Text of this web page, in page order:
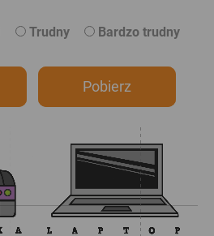
Trudny Bardzo trudny
Pobierz